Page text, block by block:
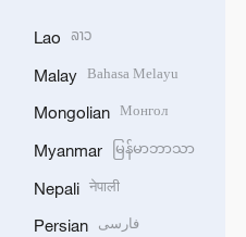
Lao ລາວ
Malay Bahasa Melayu
Mongolian Монгол
Myanmar မြန်မာဘာသာ
Nepali नेपाली
Persian فارسی